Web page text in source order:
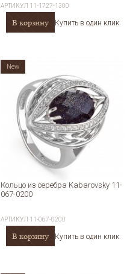
АРТИКУЛ 11-1727-1300
В корзину Купить в один клик
Кольцо из серебра Kabarovsky 11-
067-0200
АРТИКУЛ 11-067-0200
В корзину Купить в один клик
New